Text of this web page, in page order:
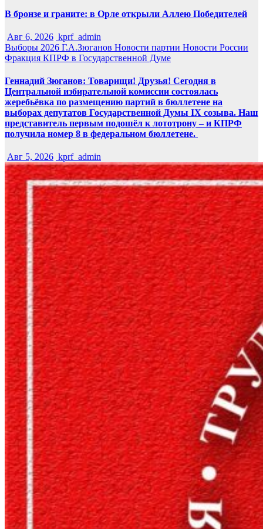
В бронзе и граните: в Орле открыли Аллею Победителей
Авг 6, 2026 kprf_admin
Выборы 2026 Г.А.Зюганов Новости партии Новости России
Фракция КПРФ в Государственной Думе
Геннадий Зюганов: Товарищи! Друзья! Сегодня в
Центральной избирательной комиссии состоялась
жеребьёвка по размещению партий в бюллетене на
выборах депутатов Государственной Думы IX созыва. Наш
представитель первым подошёл к лототрону – и КПРФ
получила номер 8 в федеральном бюллетене.
Авг 5, 2026 kprf_admin